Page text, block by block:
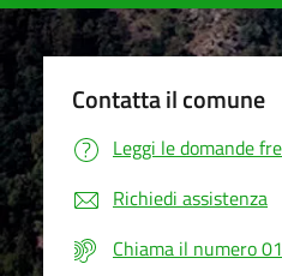
Contatta il comune
Leggi le domande
Richiedi assistenza
Chiama il numero